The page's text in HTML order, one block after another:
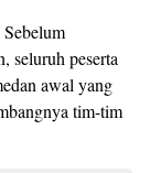
seluruh peserta
awal yang
tim-tim